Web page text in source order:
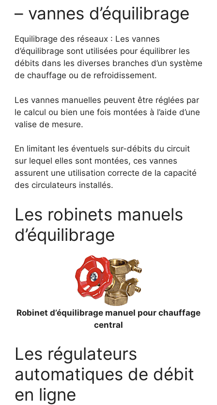
– vannes d’équilibrage
Equilibrage des réseaux : Les vannes
d’équilibrage sont utilisées pour équilibrer les
débits dans les diverses branches d’un système
de chauffage ou de refroidissement.
Les vannes manuelles peuvent être réglées par
le calcul ou bien une fois montées à l’aide d’une
valise de mesure.
En limitant les éventuels sur-débits du circuit
sur lequel elles sont montées, ces vannes
assurent une utilisation correcte de la capacité
des circulateurs installés.
Les robinets manuels
d’équilibrage
Robinet d’équilibrage manuel pour chauffage
central
Les régulateurs
automatiques de débit
en ligne